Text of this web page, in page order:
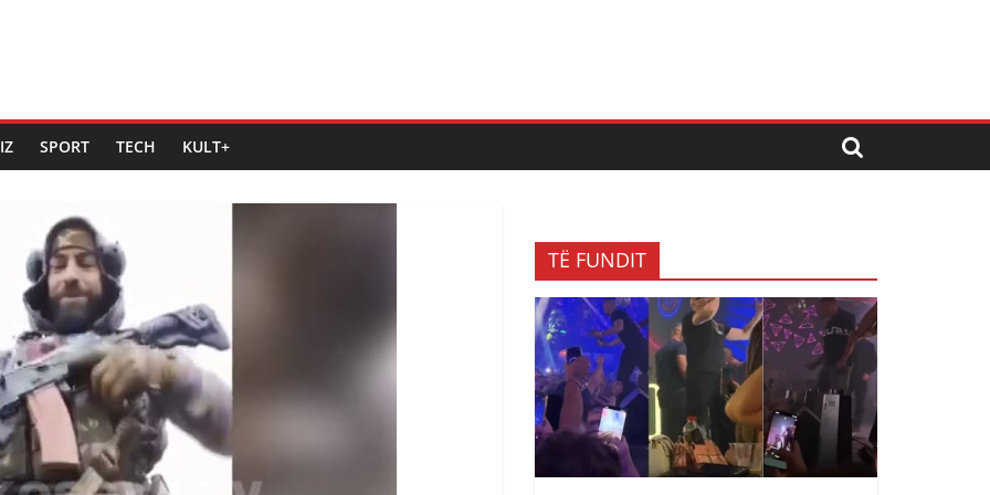
SPORT TECH KULT+
TË FUNDIT